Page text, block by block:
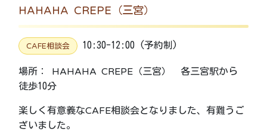
HAHAHA CREPE（三宮）
CAFE相談会 10:30-12:00 (予約制)
場所： HAHAHA CREPE（三宮） 各三宮駅から
徒歩10分
楽しく有意義なCAFE相談会となりました、有難うご
ざいました。